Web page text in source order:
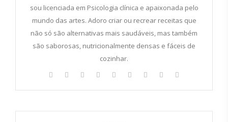
sou licenciada em Psicologia clínica e apaixonada pelo
mundo das artes. Adoro criar ou recrear receitas que
não só são alternativas mais saudáveis, mas também
são saborosas, nutricionalmente densas e fáceis de
cozinhar.